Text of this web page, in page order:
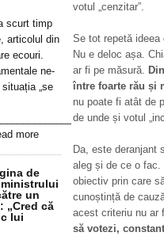
votul „cenzitar”.
Se tot repetă
Nu e deloc așa.
ar fi pe măsură.
între foarte rău și
nu poate fi atât de
de unde și votul
Da, este deranjant
aleg și de ce o fac.
obiectiv prin care
cunoștință de
acest criteriu nu ar
să votezi,
scurt timp
articolul din
ecouri.
ne-
„se
more
de
un
„Cred că
lui